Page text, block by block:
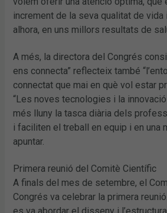
increment de la seva qualitat de
alhora, en uns millors resultats de
A més, la directora del Congrés
ens connecta” reflecteix també
connectat que mai en què vol estar
“Les noves tecnologies i la
més lluny la tasca diària dels
i faciliten el treball en equip i en una
apuntar.
Primera reunió del Comitè Científic
A finals del mes de setembre, el
Congrés va celebrar la primera
es va abordar el disseny i